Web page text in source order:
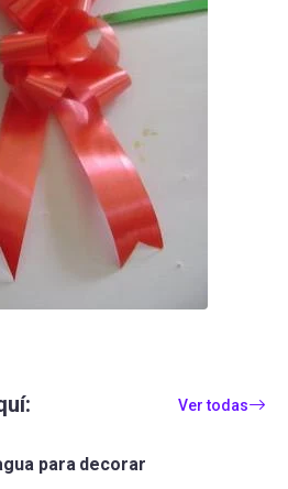
Ver todas
para decorar